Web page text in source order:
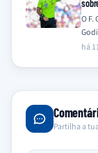
O
há
Partilha a